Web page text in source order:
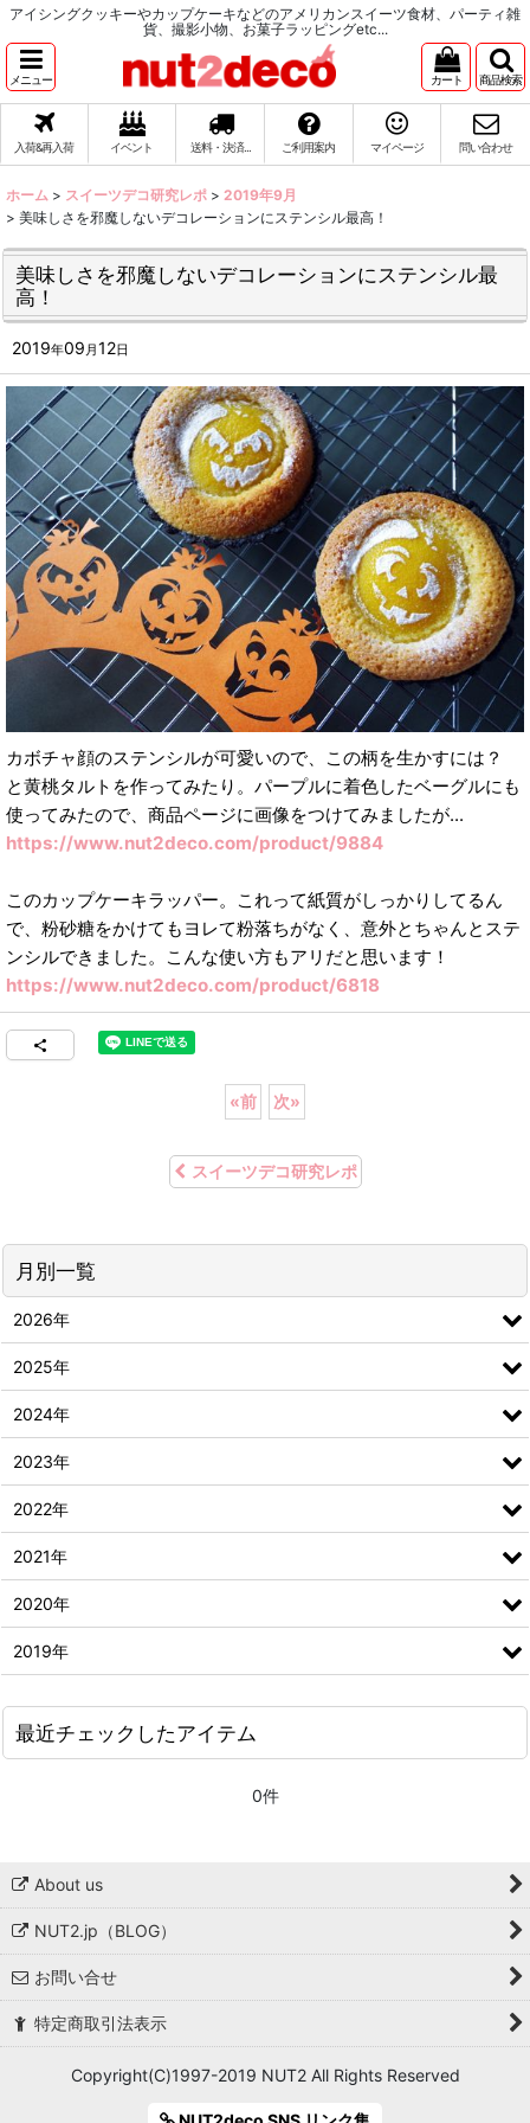
アイシングクッキーやカップケーキなどのアメリカンスイーツ食材、パーティ雑
貨、撮影小物、お菓子ラッピングetc...
メニュー カート 商品検索
入荷&再入荷 イベント 送料・決済... ご利用案内 マイページ 問い合わせ
ホーム > スイーツデコ研究レポ > 2019年9月
> 美味しさを邪魔しないデコレーションにステンシル最高！
美味しさを邪魔しないデコレーションにステンシル最
高！
2019年09 月12日
カボチャ顔のステンシルが可愛いので、この柄を生かすには？
と黄桃タルトを作ってみたり。パープルに着色したベーグルにも
使ってみたので、商品ページに画像をつけてみましたが...
https://www.nut2deco.com/product/9884
このカップケーキラッパー。これって紙質がしっかりしてるん
で、粉砂糖をかけてもヨレて粉落ちがなく、意外とちゃんとステ
ンシルできました。こんな使い方もアリだと思います！
https://www.nut2deco.com/product/6818
«前 次»
スイーツデコ研究レポ
月別一覧
2026年
2025年
2024年
2023年
2022年
2021年
2020年
2019年
最近チェックしたアイテム
0件
About us
NUT2.jp（BLOG）
お問い合せ
特定商取引法表示
Copyright(C)1997-2019 NUT2 All Rights Reserved